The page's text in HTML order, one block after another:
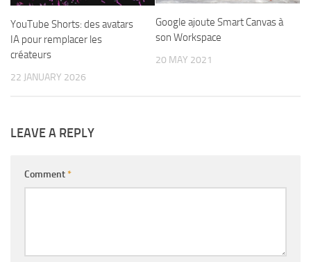
YouTube Shorts: des avatars
IA pour remplacer les
créateurs
22 JANUARY 2026
Google ajoute Smart Canvas à
son Workspace
20 MAY 2021
LEAVE A REPLY
Comment*